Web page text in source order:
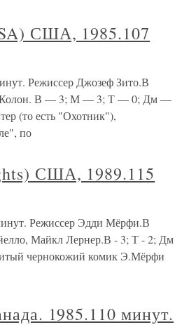
США, 1985.107
Режиссер Джозеф Зито.В
Колон. В — 3; М — 3; Т — 0; Дм —
(то есть "Охотник"),
по
США, 1989.115
Режиссер Эдди Мёрфи.В
Майкл Лернер.В - 3; Т - 2; Дм
чернокожий комик Э.Мёрфи
1985.110 минут.